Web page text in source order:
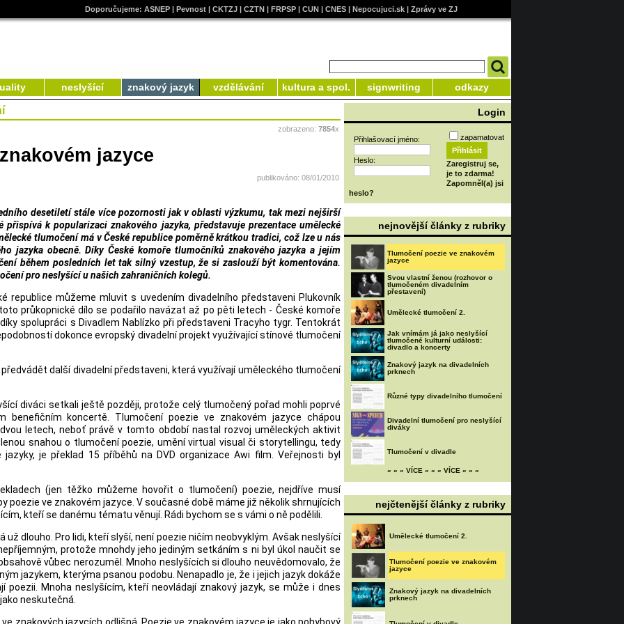
Doporučujeme: ASNEP| Pevnost| CKTZJ| CZTN| FRPSP| CUN| CNES| Nepocujuci.sk| Zprávy ve ZJ
neslyšící znakový jazyk vzdělávání kultura a spol. signwriting odkazy
zobrazeno: 7854x
jazyce
publikováno: 08/01/2010
desetiletí stále více pozornosti jak v oblasti výzkumu, tak mezi nejširší
k popularizaci znakového jazyka, představuje prezentace umělecké
tlumočení má v České republice poměrně krátkou tradici, což lze u nás
jazyka obecně. Díky České komoře tlumočníků znakového jazyka a jejím
během posledních let tak silný vzestup, že si zaslouží být komentována.
pro neslyšící u našich zahraničních kolegů.
republice můžeme mluvit s uvedením divadelního představeni Plukovník
průkopnické dílo se podařilo navázat až po pěti letech - České komoře
spolupráci s Divadlem Nablízko při představeni Tracyho tygr. Tentokrát
dokonce evropský divadelní projekt využívající stínové tlumočení
další divadelní představeni, která využívají uměleckého tlumočení
diváci setkali ještě později, protože celý tlumočený pořad mohli poprvé
benefičním koncertě. Tlumočení poezie ve znakovém jazyce chápou
letech, neboť právě v tomto období nastal rozvoj uměleckých aktivit
snahou o tlumočení poezie, umění virtual visual či storytellingu, tedy
je překlad 15 příběhů na DVD organizace Awi film. Veřejnosti byl
(jen těžko můžeme hovořit o tlumočení) poezie, nejdříve musí
poezie ve znakovém jazyce. V současné době máme již několik shrnujících
kteří se danému tématu věnují. Rádi bychom se s vámi o ně podělili.
dlouho. Pro lidi, kteří slyší, není poezie ničím neobvyklým. Avšak neslyšící
protože mnohdy jeho jediným setkáním s ni byl úkol naučit se
vůbec nerozuměl. Mnoho neslyšících si dlouho neuvědomovalo, že
jazykem, kterýma psanou podobu. Nenapadlo je, že i jejich jazyk dokáže
poezii. Mnoha neslyšícím, kteří neovládají znakový jazyk, se může i dnes
neskutečná.
Login
Přihlašovací jméno:
Heslo:
zapamatovat
Zaregistruj se,
je to zdarma!
Zapomněl(a) jsi
heslo?
nejnovější články z rubriky
Tlumočení poezie ve znakovém
jazyce
Svou vlastní ženou (rozhovor o
tlumočeném divadelním
přestavení)
Umělecké tlumočení 2.
Jak vnímám já jako neslyšící
tlumočené kulturní události:
divadlo a koncerty
Znakový jazyk na divadelních
prknech
Různé typy divadelního tlumočení
Divadelní tlumočení pro neslyšící
diváky
Tlumočení v divadle
« « « VÍCE « « « VÍCE « « «
nejčtenější články z rubriky
Umělecké tlumočení 2.
Tlumočení poezie ve znakovém
jazyce
Znakový jazyk na divadelních
prknech